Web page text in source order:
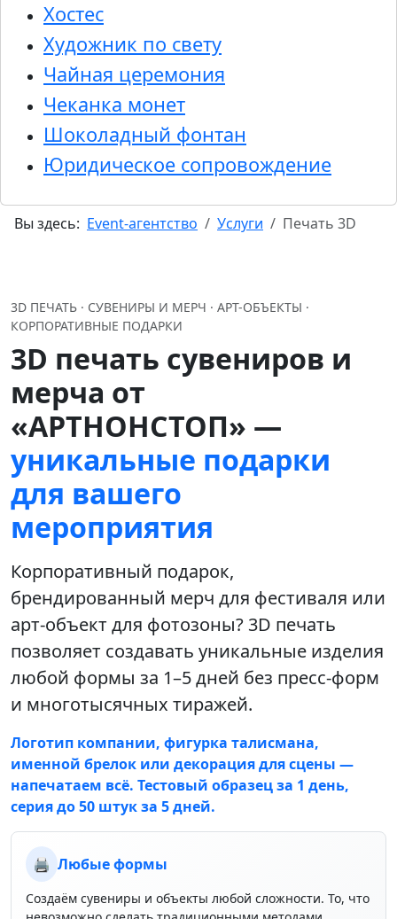
Хостес
Художник по свету
Чайная церемония
Чеканка монет
Шоколадный фонтан
Юридическое сопровождение
Вы здесь: Event-агентство Услуги Печать 3D
3D ПЕЧАТЬ · СУВЕНИРЫ И МЕРЧ · АРТ-ОБЪЕКТЫ ·
КОРПОРАТИВНЫЕ ПОДАРКИ
3D печать сувениров и
мерча от
«АРТНОНСТОП» —
уникальные подарки
для вашего
мероприятия
Корпоративный подарок,
брендированный мерч для фестиваля или
арт-объект для фотозоны? 3D печать
позволяет создавать уникальные изделия
любой формы за 1–5 дней без пресс-форм
и многотысячных тиражей.
Логотип компании, фигурка талисмана,
именной брелок или декорация для сцены —
напечатаем всё. Тестовый образец за 1 день,
серия до 50 штук за 5 дней.
🖨️ Любые формы
Создаём сувениры и объекты любой сложности. То, что